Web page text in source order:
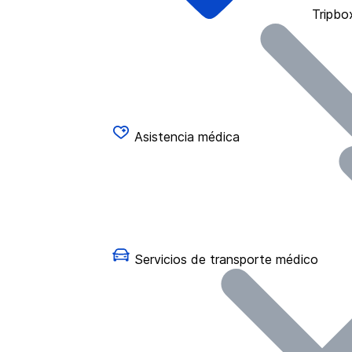
Asistencia médica
Servicios de transporte médico